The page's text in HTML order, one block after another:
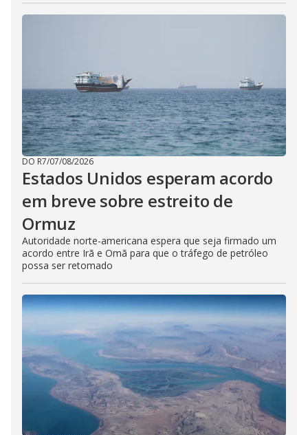
DO R7/07/08/2026
Estados Unidos esperam acordo
em breve sobre estreito de
Ormuz
Autoridade norte-americana espera que seja firmado um
acordo entre Irã e Omã para que o tráfego de petróleo
possa ser retomado